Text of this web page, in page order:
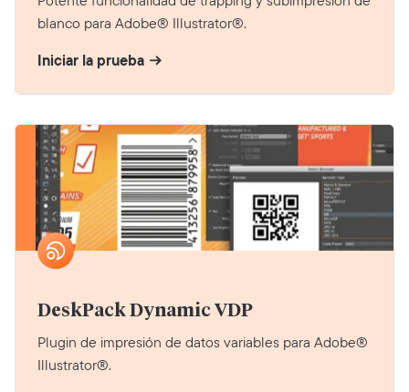
blanco para Adobe® Illustrator®.
Iniciar la prueba
DeskPack Dynamic VDP
Plugin de impresión de datos variables para Adobe®
Illustrator®.